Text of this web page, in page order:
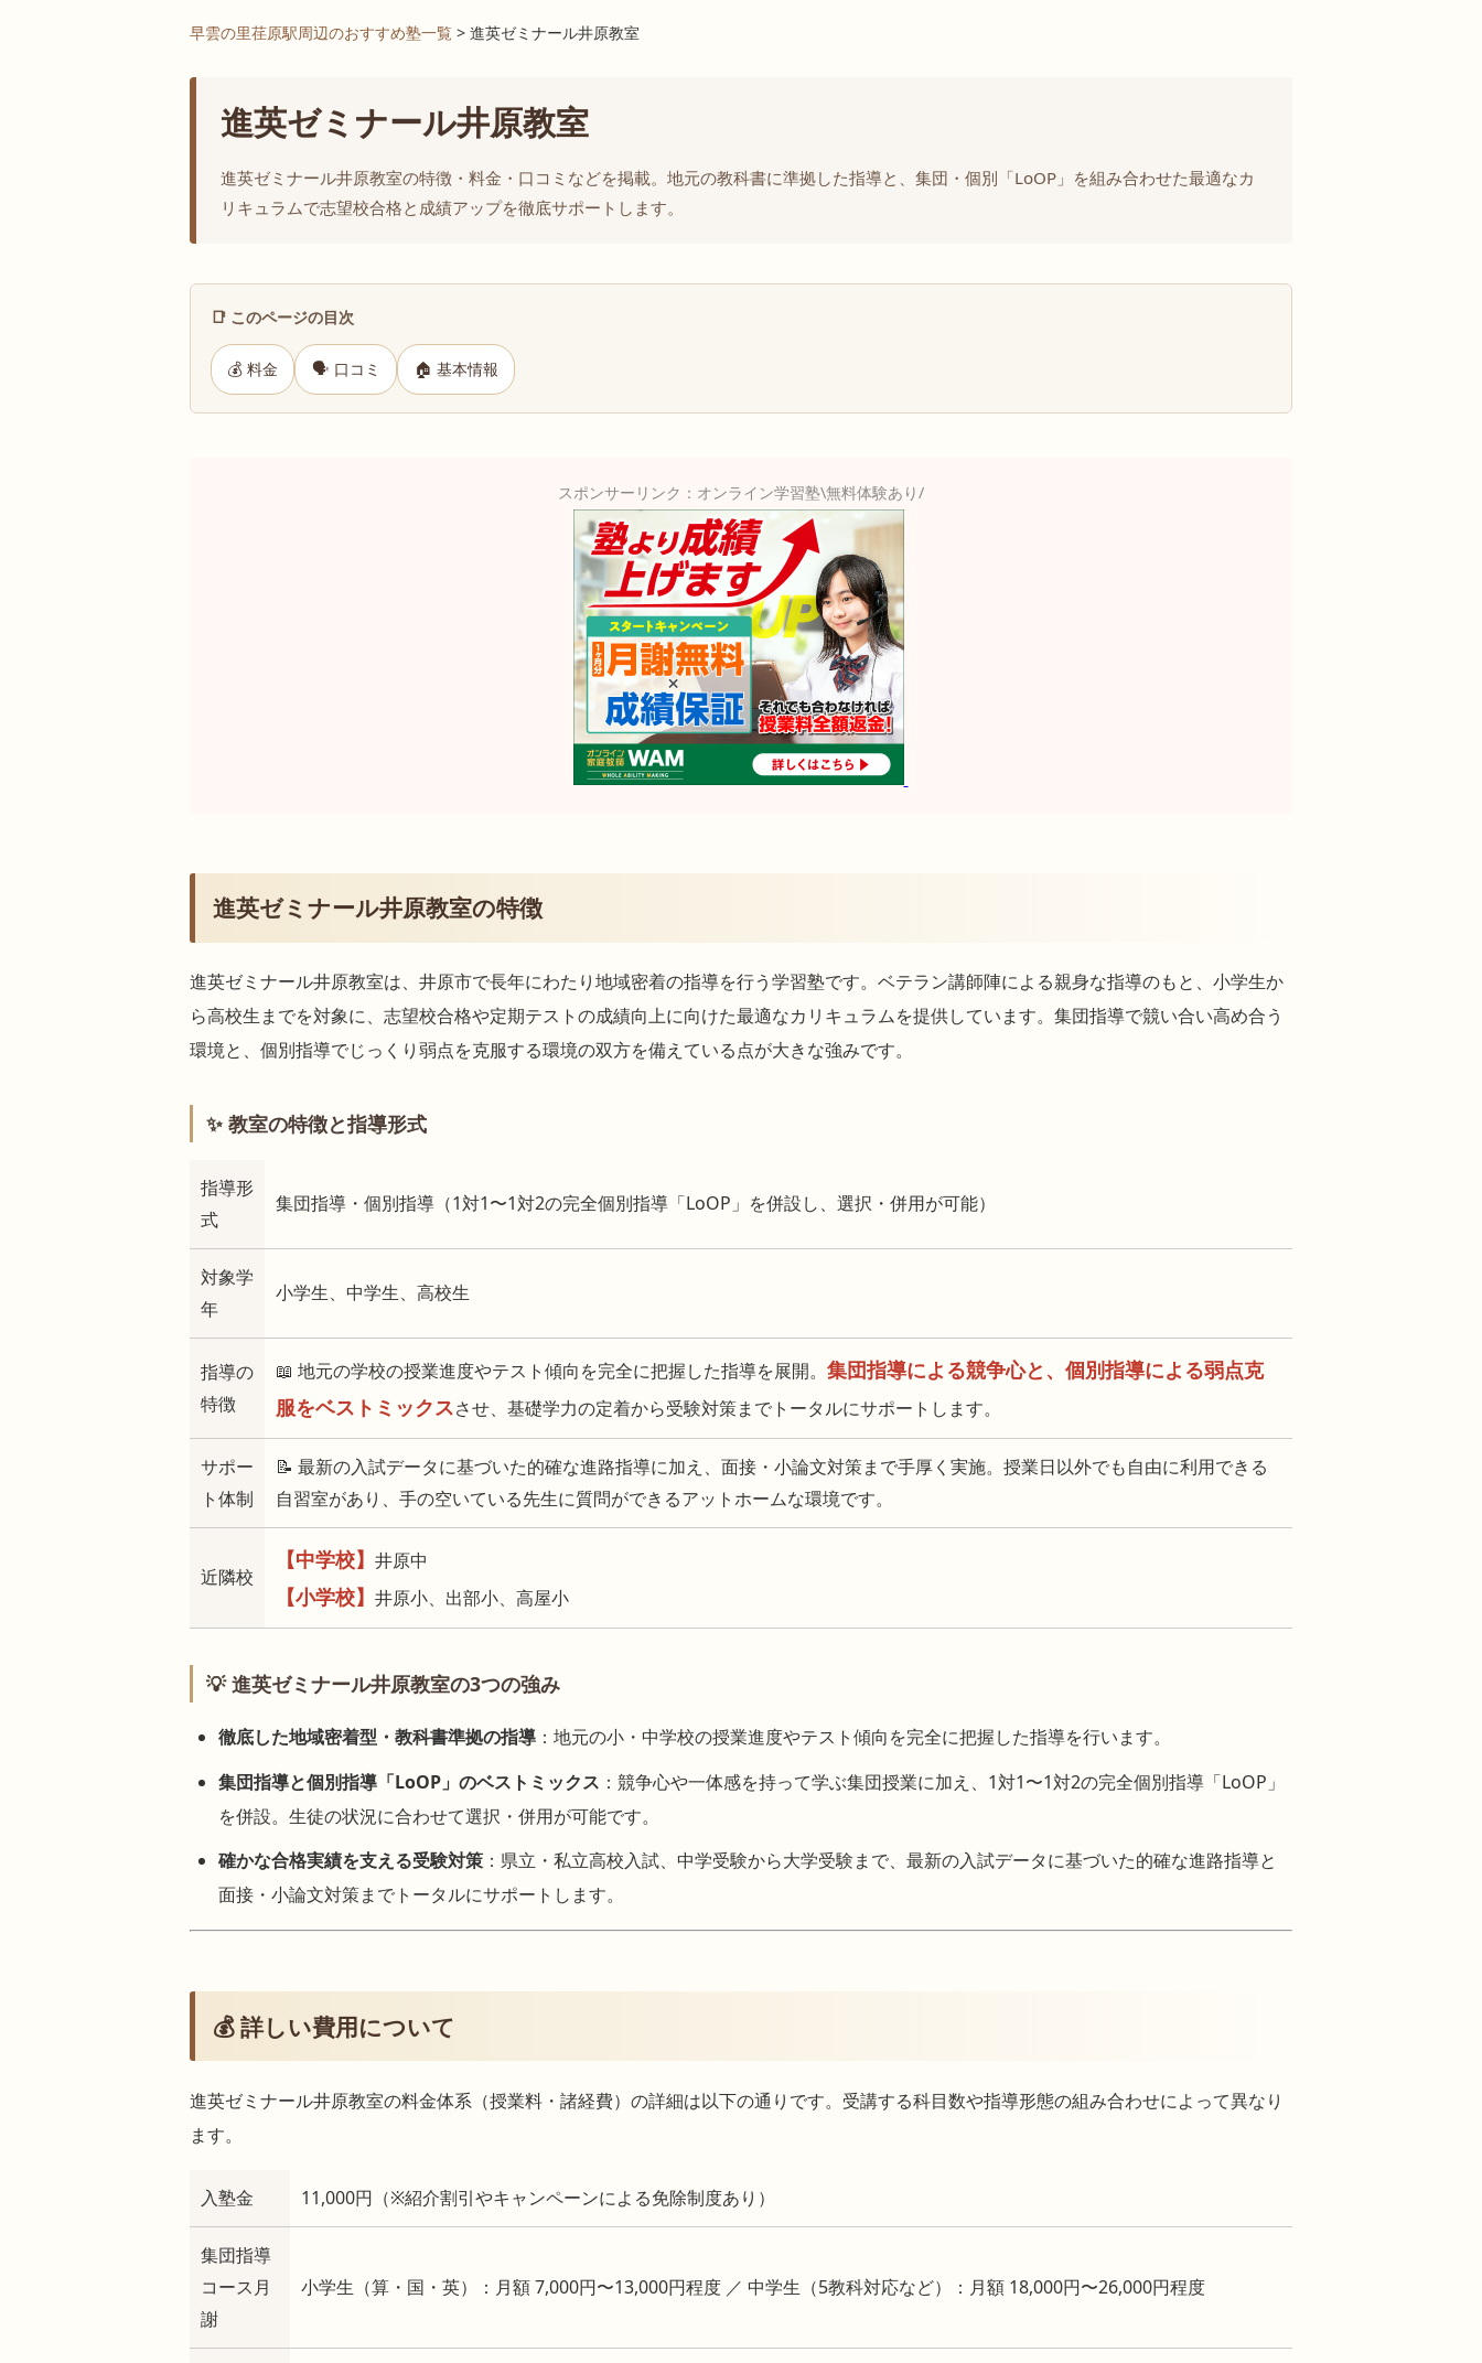
早雲の里荏原駅周辺のおすすめ塾一覧 > 進英ゼミナール井原教室
進英ゼミナール井原教室
進英ゼミナール井原教室の特徴・料金・口コミなどを掲載。地元の教科書に準拠した指導と、集団・個別「LoOP」を組み合わせた最適なカ
リキュラムで志望校合格と成績アップを徹底サポートします。
📑 このページの目次
💰 料金 🗣 口コミ 🏠 基本情報
スポンサーリンク：オンライン学習塾\無料体験あり/
進英ゼミナール井原教室の特徴
進英ゼミナール井原教室は、井原市で長年にわたり地域密着の指導を行う学習塾です。ベテラン講師陣による親身な指導のもと、小学生か
ら高校生までを対象に、志望校合格や定期テストの成績向上に向けた最適なカリキュラムを提供しています。集団指導で競い合い高め合う
環境と、個別指導でじっくり弱点を克服する環境の双方を備えている点が大きな強みです。
✨ 教室の特徴と指導形式
指導形
式
集団指導・個別指導（1対1〜1対2の完全個別指導「LoOP」を併設し、選択・併用が可能）
対象学
年
小学生、中学生、高校生
指導の
特徴
📖 地元の学校の授業進度やテスト傾向を完全に把握した指導を展開。 集団指導による競争心と、個別指導による弱点克
服をベストミックスさせ、基礎学力の定着から受験対策までトータルにサポートします。
サポー
ト体制
📝 最新の入試データに基づいた的確な進路指導に加え、面接・小論文対策まで手厚く実施。授業日以外でも自由に利用できる
自習室があり、手の空いている先生に質問ができるアットホームな環境です。
近隣校
【中学校】 井原中
【小学校】 井原小、出部小、高屋小
💡 進英ゼミナール井原教室の3つの強み
徹底した地域密着型・教科書準拠の指導：地元の小・中学校の授業進度やテスト傾向を完全に把握した指導を行います。
集団指導と個別指導「LoOP」のベストミックス ：競争心や一体感を持って学ぶ集団授業に加え、1対1〜1対2の完全個別指導「LoOP」
を併設。生徒の状況に合わせて選択・併用が可能です。
確かな合格実績を支える受験対策：県立・私立高校入試、中学受験から大学受験まで、最新の入試データに基づいた的確な進路指導と
面接・小論文対策までトータルにサポートします。
💰 詳しい費用について
進英ゼミナール井原教室の料金体系（授業料・諸経費）の詳細は以下の通りです。受講する科目数や指導形態の組み合わせによって異なり
ます。
入塾金 11,000円（※紹介割引やキャンペーンによる免除制度あり）
集団指導
コース月
謝
小学生（算・国・英）：月額 7,000円〜13,000円程度 ／ 中学生（5教科対応など）：月額 18,000円〜26,000円程度